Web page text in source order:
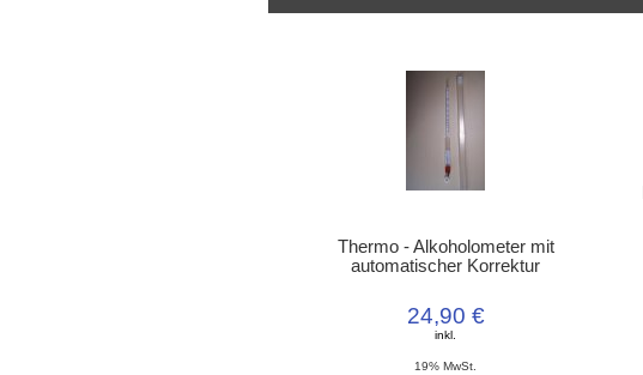
Thermo - Alkoholometer mit
automatischer Korrektur
24,90 €
inkl.
19% MwSt.